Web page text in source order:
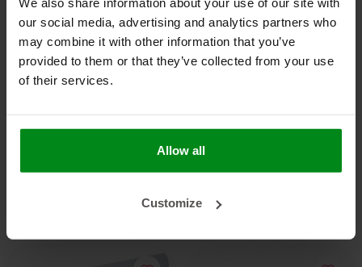
our social media, advertising and analytics partners who
may combine it with other information that you’ve
provided to them or that they’ve collected from your use
of their services.
Allow all
Customize